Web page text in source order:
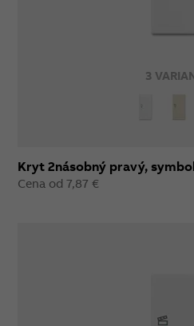
3
Kryt 2násobný pravý,
Cena od 7,87 €